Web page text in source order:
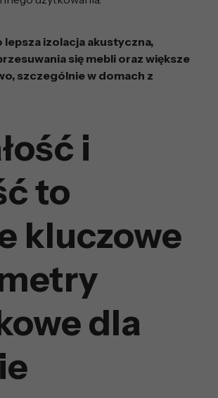
lepsza izolacja akustyczna,
się mebli oraz większe
szczególnie w domach z
i
to
kluczowe
dla